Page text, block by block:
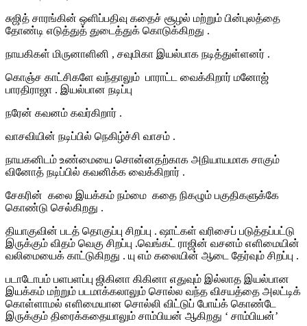
சுஜித் சாரங்கின் ஒளிப்பதிவு கதைச் சூழல் மற்றும் பின்புலத்தை
தோண்டி எடுத்துத் துடைத்துக் கொடுக்கிறது .
நாயகிகள் மிருனாளினி , சவுமிகா இயல்பாக நடித்துள்ளனர் .
கொஞ்ச காட்சிகளே வந்தாலும் பாராட்ட வைக்கிறார் மனோஜ்
பாரதிராஜா . இயல்பான நடிப்பு
நரேன் கவனம் கவர்கிறார் .
வாசவியின் நடிப்பில் நெகிழ்ச்சி வாசம் .
நாயகனிடம் உண்மையை சொன்னதற்காக அநியாயமாக சாகும்
வினோத் நடிப்பில் கவனிக்க வைக்கிறார் .
சேகரின் கலை இயக்கம் நம்மை கதை நிகழும் பகுதிகளுக்கே
கொண்டு செல்கிறது .
தியாகுவின் படத் தொகுப்பு சிறப்பு . ஷாட்கள் வரிசைப் படுத்தப்பட்டு
இருக்கும் விதம் வெகு சிறப்பு .வெங்கட் ராஜின் வசனம் எளிமையின்
வலிமையைக் காட்டுகிறது . யு எம் கலையின் ஆடை தேர்வும் சிறப்பு .
படாடோபம் பளபளப்பு ஜிகினா கிகினா எதுவும் இல்லாத இயல்பான
இயக்கம் மற்றும் படமாக்கலாலும் சொல்ல வந்த விசயத்தை அலட்டிக்
கொள்ளாமல் எளிமையான சொல்லி விட்டுப் போய்க் கொண்டே
இருக்கும் திரைக்கதையாலும் சாம்பியன் ஆகிறது ‘ சாம்பியன்’